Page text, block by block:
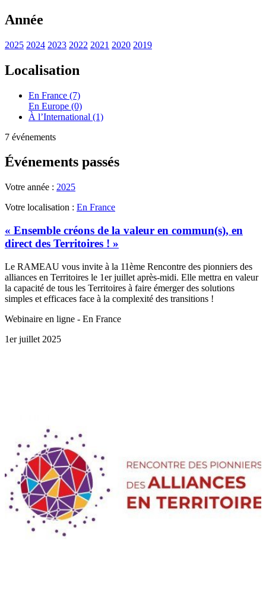
Année
2025 2024 2023 2022 2021 2020 2019
Localisation
En France (7)
En Europe (0)
À l’International (1)
7 événements
Événements passés
Votre année : 2025
Votre localisation : En France
« Ensemble créons de la valeur en commun(s), en
direct des Territoires ! »
Le RAMEAU vous invite à la 11ème Rencontre des pionniers des
alliances en Territoires le 1er juillet après-midi. Elle mettra en valeur
la capacité de tous les Territoires à faire émerger des solutions
simples et efficaces face à la complexité des transitions !
Webinaire en ligne - En France
1er juillet 2025